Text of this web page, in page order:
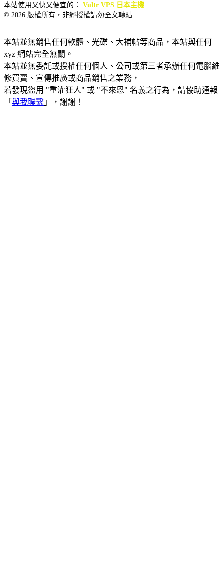
本站使用又快又便宜的： Vultr VPS 日本主機
© 2026 版權所有，非經授權請勿全文轉貼
本站並無銷售任何軟體、光碟、大補帖等商品，本站與任何
xyz 網站完全無關。
本站並無委託或授權任何個人、公司或第三者承辦任何電腦維
修買賣、宣傳推廣或商品銷售之業務，
若發現盜用 "重灌狂人" 或 "不來恩" 名義之行為，請協助通報
「 與我聯繫 」，謝謝！